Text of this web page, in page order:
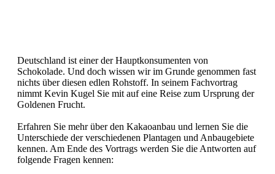
Deutschland ist einer der Hauptkonsumenten von
Schokolade. Und doch wissen wir im Grunde genommen fast
nichts über diesen edlen Rohstoff. In seinem Fachvortrag
nimmt Kevin Kugel Sie mit auf eine Reise zum Ursprung der
Goldenen Frucht.
Erfahren Sie mehr über den Kakaoanbau und lernen Sie die
Unterschiede der verschiedenen Plantagen und Anbaugebiete
kennen. Am Ende des Vortrags werden Sie die Antworten auf
folgende Fragen kennen: